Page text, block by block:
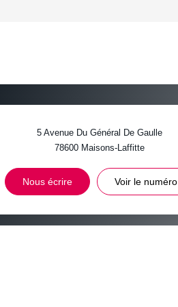
5 Avenue Du Général De Gaulle
78600 Maisons-Laffitte
Nous écrire Voir le numéro